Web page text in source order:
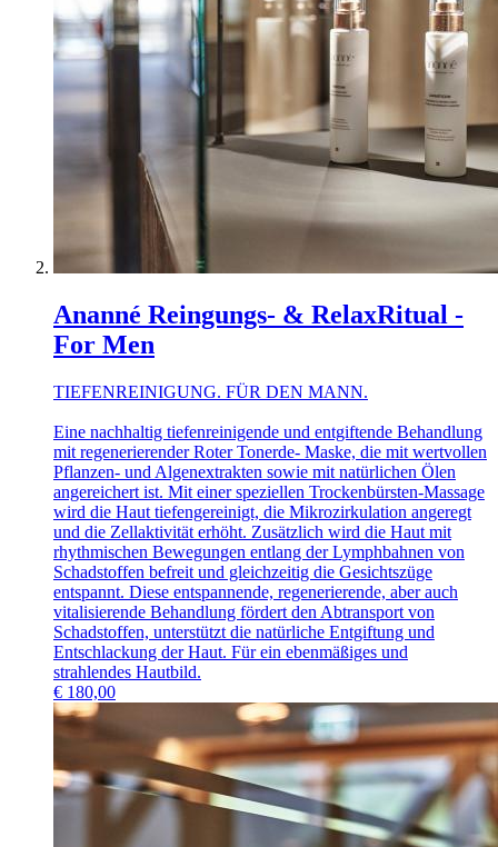
Ananné Reingungs- & RelaxRitual -
For Men
TIEFENREINIGUNG. FÜR DEN MANN.
Eine nachhaltig tiefenreinigende und entgiftende Behandlung
mit regenerierender Roter Tonerde- Maske, die mit wertvollen
Pflanzen- und Algenextrakten sowie mit natürlichen Ölen
angereichert ist. Mit einer speziellen Trockenbürsten-Massage
wird die Haut tiefengereinigt, die Mikrozirkulation angeregt
und die Zellaktivität erhöht. Zusätzlich wird die Haut mit
rhythmischen Bewegungen entlang der Lymphbahnen von
Schadstoffen befreit und gleichzeitig die Gesichtszüge
entspannt. Diese entspannende, regenerierende, aber auch
vitalisierende Behandlung fördert den Abtransport von
Schadstoffen, unterstützt die natürliche Entgiftung und
Entschlackung der Haut. Für ein ebenmäßiges und
strahlendes Hautbild.
€ 180,00